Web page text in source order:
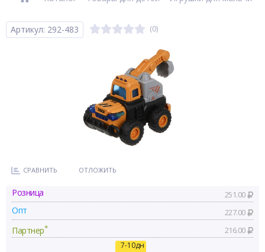
Артикул: 292-483 (0)
СРАВНИТЬ ОТЛОЖИТЬ
Розница 251.00
Опт 227.00
Партнер* 216.00
7-10дн